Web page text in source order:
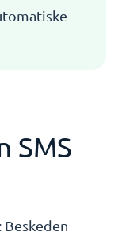
SMS
Beskeden